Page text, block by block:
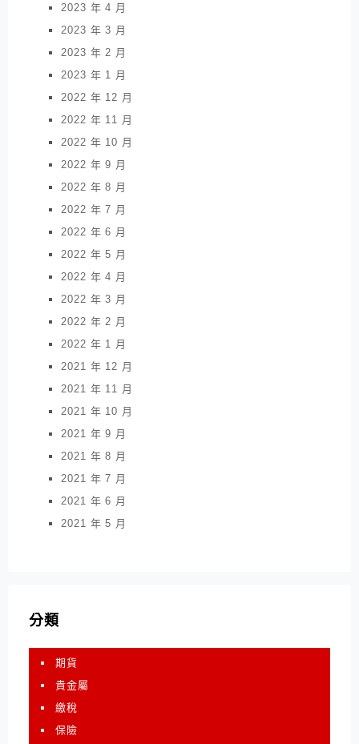
2023 年 4 月
2023 年 3 月
2023 年 2 月
2023 年 1 月
2022 年 12 月
2022 年 11 月
2022 年 10 月
2022 年 9 月
2022 年 8 月
2022 年 7 月
2022 年 6 月
2022 年 5 月
2022 年 4 月
2022 年 3 月
2022 年 2 月
2022 年 1 月
2021 年 12 月
2021 年 11 月
2021 年 10 月
2021 年 9 月
2021 年 8 月
2021 年 7 月
2021 年 6 月
2021 年 5 月
分類
期貨
貴金屬
繳稅
保險